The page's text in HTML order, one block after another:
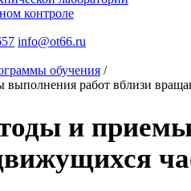
контроле
info@ot66.ru
обучения /
работ вблизи
и